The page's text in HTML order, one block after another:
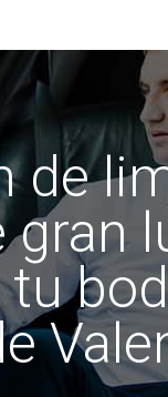
de
gran